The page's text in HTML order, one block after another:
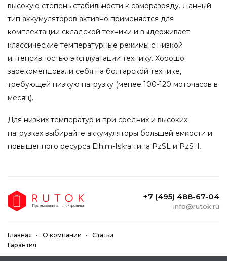
высокую степень стабильности к саморазряду. Данный
тип аккумуляторов активно применяется для
комплектации складской техники и выдерживает
классические температурные режимы с низкой
интенсивностью эксплуатации технику. Хорошо
зарекомендовали себя на болгарской технике,
требующей низкую нагрузку (менее 100-120 моточасов в
месяц).
Для низких температур и при средних и высоких
нагрузках выбирайте аккумуляторы большей емкости и
повышенного ресурса Elhim-Iskra типа PzSL и PzSH.
+7 (495) 488-67-04
info@rutok.ru
Главная О компании
Статьи
Гарантия